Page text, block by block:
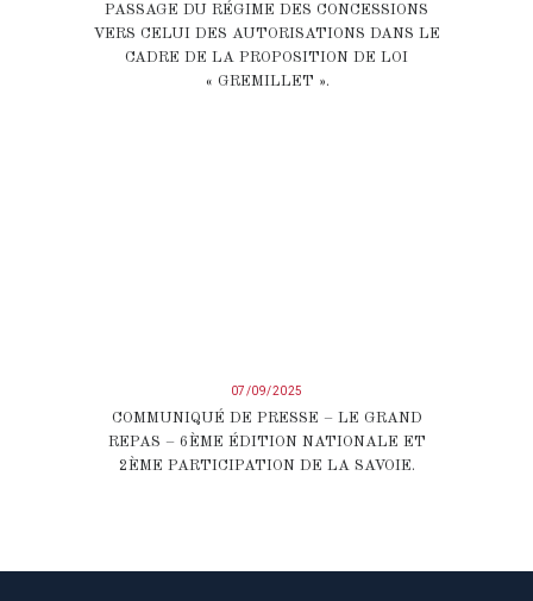
PASSAGE DU RÉGIME DES CONCESSIONS
VERS CELUI DES AUTORISATIONS DANS LE
CADRE DE LA PROPOSITION DE LOI
« GREMILLET ».
07/09/2025
COMMUNIQUÉ DE PRESSE – LE GRAND
REPAS – 6ÈME ÉDITION NATIONALE ET
2ÈME PARTICIPATION DE LA SAVOIE.